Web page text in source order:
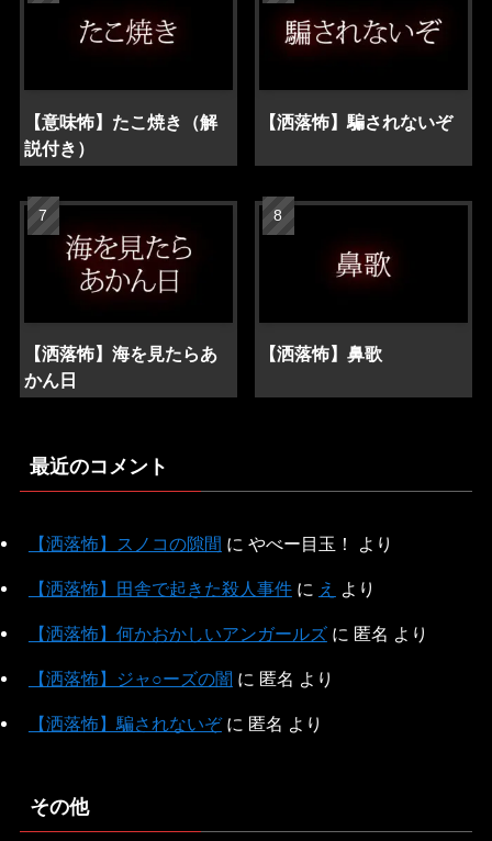
【意味怖】たこ焼き（解
説付き）
【洒落怖】騙されないぞ
【洒落怖】海を見たらあ
かん日
【洒落怖】鼻歌
最近のコメント
【洒落怖】スノコの隙間 に やべー目玉！ より
【洒落怖】田舎で起きた殺人事件に え より
【洒落怖】何かおかしいアンガールズに 匿名 より
【洒落怖】ジャ○ーズの闇 に 匿名 より
【洒落怖】騙されないぞに 匿名 より
その他